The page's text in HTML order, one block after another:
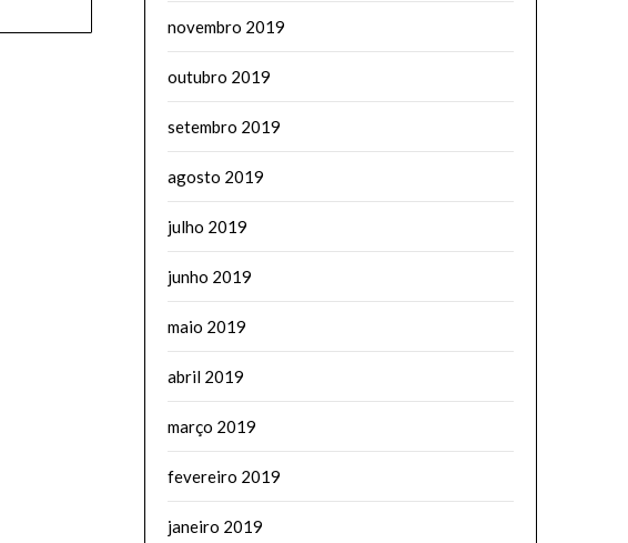
novembro 2019
outubro 2019
setembro 2019
agosto 2019
julho 2019
junho 2019
maio 2019
abril 2019
março 2019
fevereiro 2019
janeiro 2019